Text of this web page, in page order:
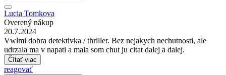
Lucia Tomkova
Overený nákup
20.7.2024
Vwlmi dobra detektivka / thriller. Bez nejakych nechutnosti, ale
udrzala ma v napati a mala som chut ju citat dalej a dalej.
Čítať viac
reagovať